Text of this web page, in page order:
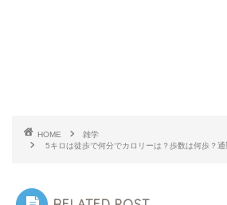
HOME
雑学
5キロは徒歩で何分でカロリーは？歩数は何歩？通